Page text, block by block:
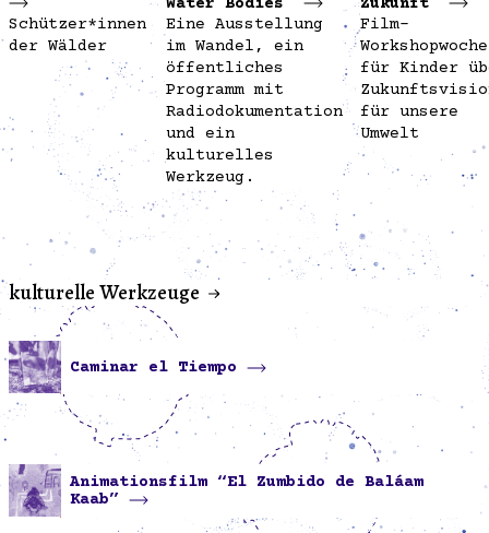
Schützer*innen
der Wälder
Water Bodies
Eine Ausstellung
im Wandel, ein
öffentliches
Programm mit
Radiodokumentation
und ein
kulturelles
Werkzeug.
Zukunft
Film-
Workshopwoche
für Kinder
für unsere
Umwelt
kulturelle Werkzeuge
Caminar el Tiempo
Animationsfilm “El Zumbido de Baláam
Kaab”